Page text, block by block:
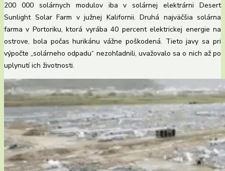
200 000 solárnych modulov iba v solárnej elektrárni Desert
Sunlight Solar Farm v južnej Kalifornii. Druhá najväčšia solárna
farma v Portoriku, ktorá vyrába 40 percent elektrickej energie na
ostrove, bola počas hurikánu vážne poškodená. Tieto javy sa pri
výpočte „solárneho odpadu“ nezohľadnili, uvažovalo sa o nich až po
uplynutí ich životnosti.